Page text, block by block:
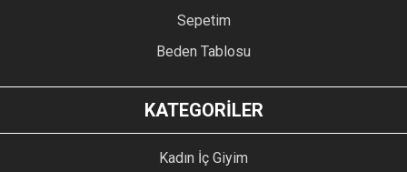
Sepetim
Beden Tablosu
KATEGORİLER
Kadın İç Giyim